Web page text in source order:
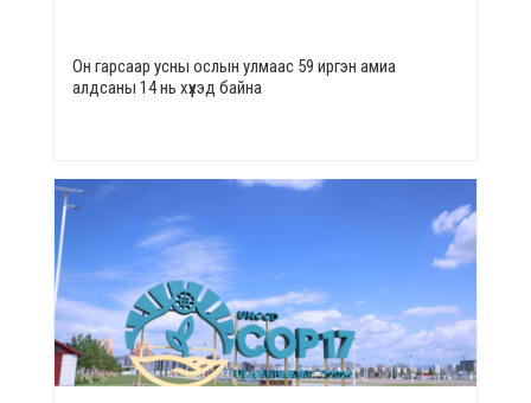
Он гарсаар усны ослын улмаас 59 иргэн амиа
алдсаны 14 нь хүүхэд байна